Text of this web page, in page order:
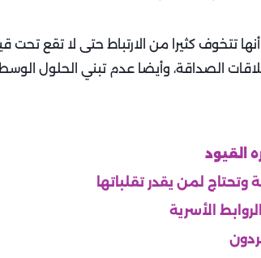
تتخوف كثيرا من الارتباط حتى لا تقع
الصداقة، وأيضا عدم تبني الحلول
القيود
وتحتاج لمن يقدر تقلباتها
الأسرية